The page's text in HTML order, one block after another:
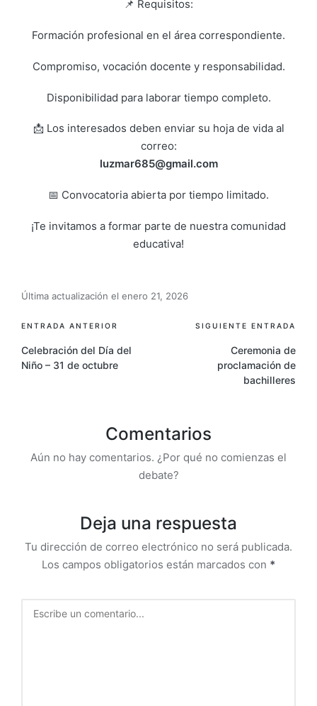
📌 Requisitos:
Formación profesional en el área correspondiente.
Compromiso, vocación docente y responsabilidad.
Disponibilidad para laborar tiempo completo.
📩 Los interesados deben enviar su hoja de vida al
correo:
luzmar685@gmail.com
📅 Convocatoria abierta por tiempo limitado.
¡Te invitamos a formar parte de nuestra comunidad
educativa!
Última actualización el enero 21, 2026
ENTRADA ANTERIOR
Celebración del Día del
Niño – 31 de octubre
SIGUIENTE ENTRADA
Ceremonia de
proclamación de
bachilleres
Comentarios
Aún no hay comentarios. ¿Por qué no comienzas el
debate?
Deja una respuesta
Tu dirección de correo electrónico no será publicada.
Los campos obligatorios están marcados con *